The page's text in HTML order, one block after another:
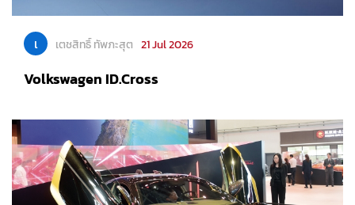
เ เตชสิทธิ์ ทัพภะสุต 21 Jul 2026
Volkswagen ID.Cross